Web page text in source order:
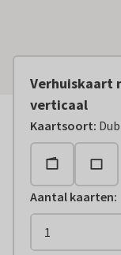
Verhuiskaart
verticaal
Kaartsoort:
Aantal kaarten: